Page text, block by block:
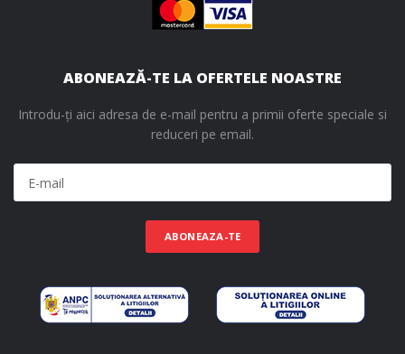
ABONEAZĂ-TE LA OFERTELE NOASTRE
Introdu-ți aici adresa de e-mail pentru a primii oferte speciale si
reduceri pe email.
ABONEAZA-TE